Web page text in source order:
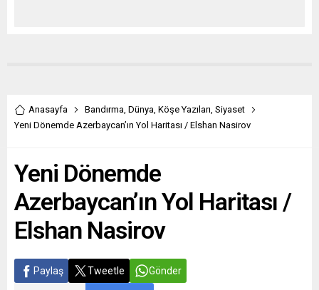
Anasayfa Bandırma Dünya Köşe Yazıları Siyaset
Yeni Dönemde Azerbaycan’ın Yol Haritası / Elshan Nasirov
Yeni Dönemde
Azerbaycan’ın Yol Haritası /
Elshan Nasirov
Paylaş Tweetle Gönder